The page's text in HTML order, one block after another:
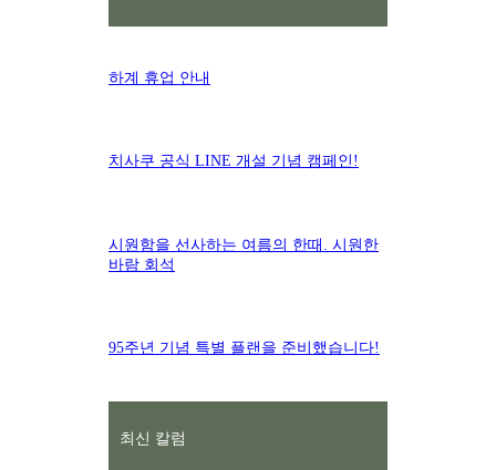
하계 휴업 안내
치사쿠 공식 LINE 개설 기념 캠페인!
시원함을 선사하는 여름의 한때. 시원한
바람 회석
95주년 기념 특별 플랜을 준비했습니다!
최신 칼럼